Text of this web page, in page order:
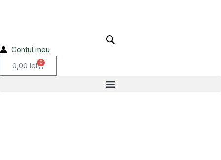
Contul meu
0,00 lei 0
Cart